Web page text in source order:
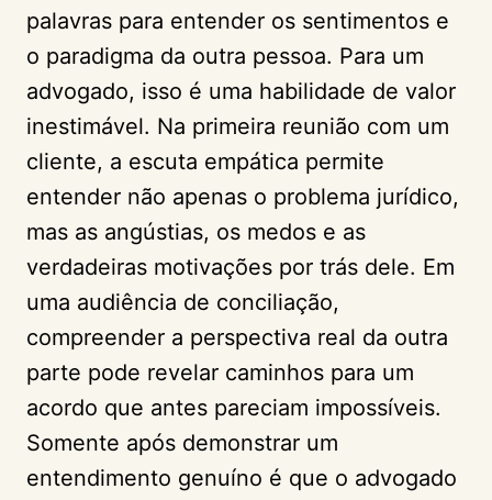
palavras para entender os sentimentos e
o paradigma da outra pessoa. Para um
advogado, isso é uma habilidade de valor
inestimável. Na primeira reunião com um
cliente, a escuta empática permite
entender não apenas o problema jurídico,
mas as angústias, os medos e as
verdadeiras motivações por trás dele. Em
uma audiência de conciliação,
compreender a perspectiva real da outra
parte pode revelar caminhos para um
acordo que antes pareciam impossíveis.
Somente após demonstrar um
entendimento genuíno é que o advogado